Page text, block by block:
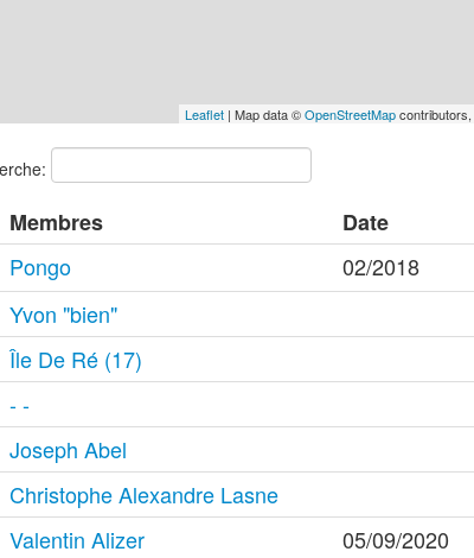
Leaflet| Map data ©OpenStreetMapcontributors,
Membres Date
Pongo
02/2018
Yvon "bien"
Île De Ré (17)
- -
Joseph Abel
Christophe Alexandre Lasne
Valentin Alizer
05/09/2020